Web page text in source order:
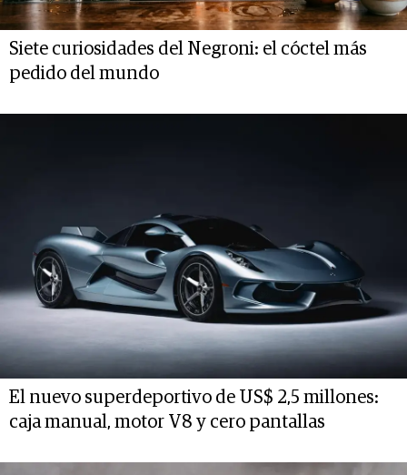
Siete curiosidades del Negroni: el cóctel más
pedido del mundo
El nuevo superdeportivo de US$ 2,5 millones:
caja manual, motor V8 y cero pantallas